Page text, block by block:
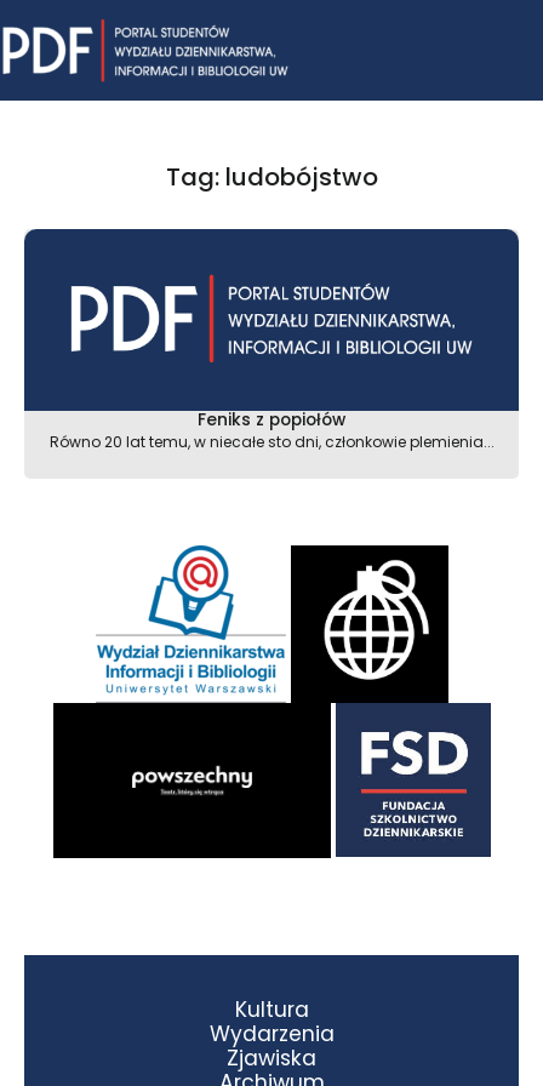
to
content
Tag: ludobójstwo
Feniks z popiołów
Równo 20 lat temu, w niecałe sto dni, członkowie plemienia...
Kultura
Wydarzenia
Zjawiska